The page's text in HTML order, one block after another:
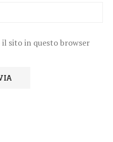
il sito in questo browser